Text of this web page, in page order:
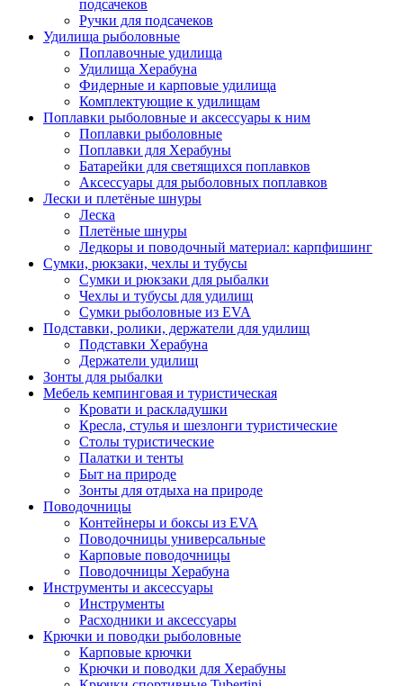
подсачеков
Ручки для подсачеков
Удилища рыболовные
Поплавочные удилища
Удилища Херабуна
Фидерные и карповые удилища
Комплектующие к удилищам
Поплавки рыболовные и аксессуары к ним
Поплавки рыболовные
Поплавки для Херабуны
Батарейки для светящихся поплавков
Аксессуары для рыболовных поплавков
Лески и плетёные шнуры
Леска
Плетёные шнуры
Ледкоры и поводочный материал: карпфишинг
Сумки, рюкзаки, чехлы и тубусы
Сумки и рюкзаки для рыбалки
Чехлы и тубусы для удилищ
Сумки рыболовные из EVA
Подставки, ролики, держатели для удилищ
Подставки Херабуна
Держатели удилищ
Зонты для рыбалки
Мебель кемпинговая и туристическая
Кровати и раскладушки
Кресла, стулья и шезлонги туристические
Столы туристические
Палатки и тенты
Быт на природе
Зонты для отдыха на природе
Поводочницы
Контейнеры и боксы из EVA
Поводочницы универсальные
Карповые поводочницы
Поводочницы Херабуна
Инструменты и аксессуары
Инструменты
Расходники и аксессуары
Крючки и поводки рыболовные
Карповые крючки
Крючки и поводки для Херабуны